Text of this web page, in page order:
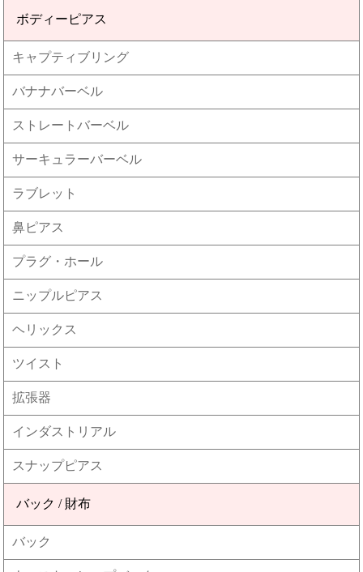
ボディーピアス
キャプティブリング
バナナバーベル
ストレートバーベル
サーキュラーバーベル
ラブレット
鼻ピアス
プラグ・ホール
ニップルピアス
ヘリックス
ツイスト
拡張器
インダストリアル
スナップピアス
バック / 財布
バック